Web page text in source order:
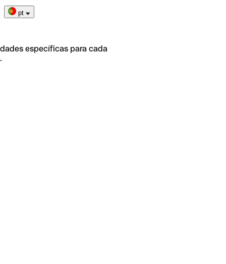
pt
específicas para cada